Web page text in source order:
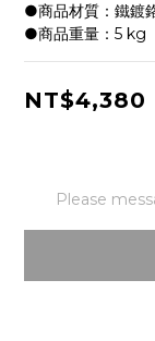
●商品材質：鐵鍍
●商品重量：5 kg
NT$4,380
Please